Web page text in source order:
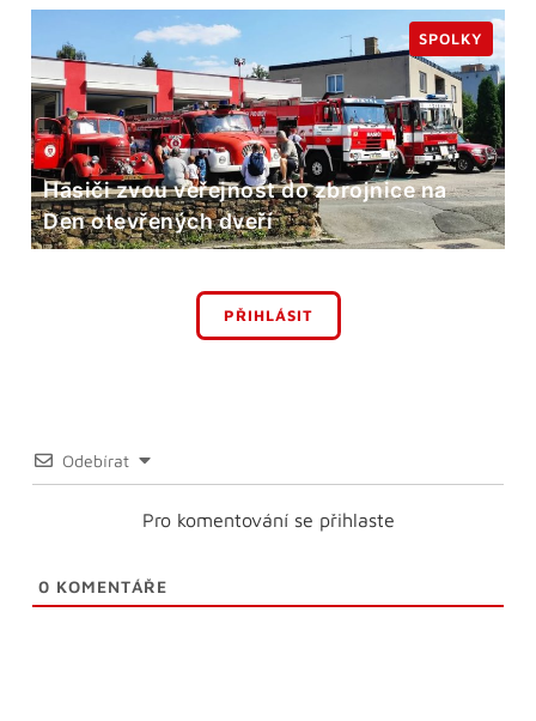
Hasiči zvou veřejnost do zbrojnice na
Den otevřených dveří
SPOLKY
PŘIHLÁSIT
Odebírat
Pro komentování se přihlaste
0 KOMENTÁŘE